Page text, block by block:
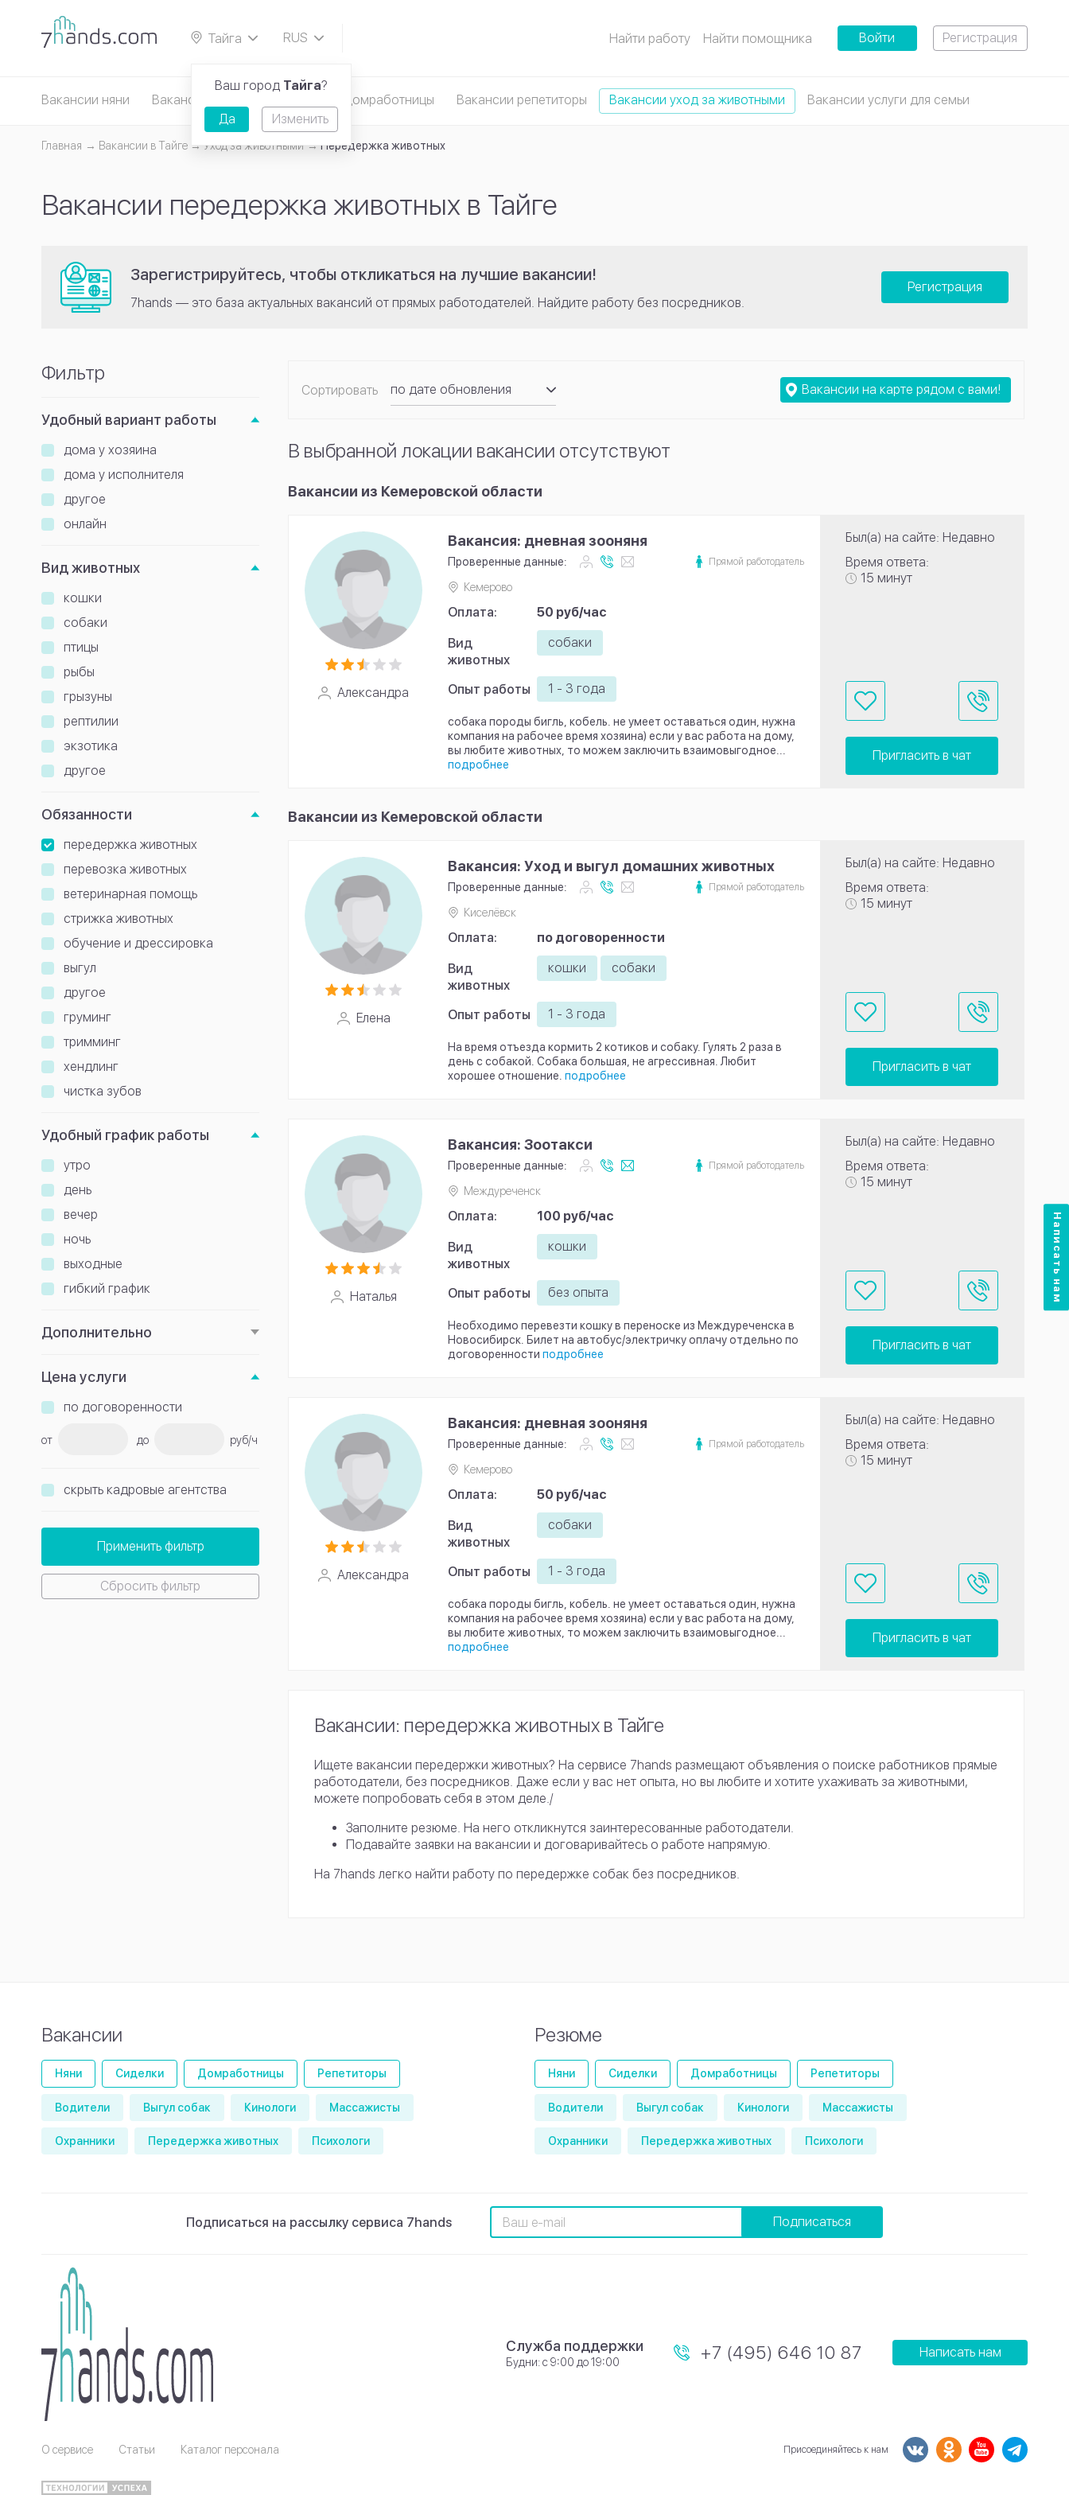
Тайга
RUS
Найти работу Найти помощника Войти Регистрация
Вакансии няни Вакансии сиделки Вакансии домработницы Вакансии репетиторы Вакансии уход за животными Вакансии услуги для семьи
Главная Вакансии в Тайге Уход за животными Передержка животных
Вакансии передержка животных в Тайге
Зарегистрируйтесь, чтобы откликаться на лучшие вакансии!
7hands — это база актуальных вакансий от прямых работодателей. Найдите работу без посредников.
Регистрация
Фильтр
Удобный вариант работы
дома у хозяина
дома у исполнителя
другое
онлайн
Вид животных
кошки
собаки
птицы
рыбы
грызуны
рептилии
экзотика
другое
Обязанности
передержка животных
перевозка животных
ветеринарная помощь
стрижка животных
обучение и дрессировка
выгул
другое
груминг
тримминг
хендлинг
чистка зубов
Удобный график работы
утро
день
вечер
ночь
выходные
гибкий график
Дополнительно
Цена услуги
по договоренности
от до руб/ч
скрыть кадровые агентства
Применить фильтр
Сбросить фильтр
Сортировать
по дате обновления
по рейтингу
Вакансии на карте рядом с вами!
В выбранной локации вакансии отсутствуют
Вакансии из Кемеровской области
Александра
Вакансия: дневная зооняня
Проверенные данные: Прямой работодатель
Кемерово
Оплата: 50 руб/час
Вид
животных
собаки
Опыт работы 1 - 3 года
собака породы бигль, кобель. не умеет оставаться один, нужна
компания на рабочее время хозяина) если у вас работа на дому,
вы любите животных, то можем заключить взаимовыгодное...
подробнее
Был(а) на сайте: Недавно
Время ответа:
15 минут
Пригласить в чат
Вакансии из Кемеровской области
Елена
Вакансия: Уход и выгул домашних животных
Проверенные данные: Прямой работодатель
Киселёвск
Оплата: по договоренности
Вид
животных
кошки собаки
Опыт работы 1 - 3 года
На время отъезда кормить 2 котиков и собаку. Гулять 2 раза в
день с собакой. Собака большая, не агрессивная. Любит
хорошее отношение. подробнее
Был(а) на сайте: Недавно
Время ответа:
15 минут
Пригласить в чат
Наталья
Вакансия: Зоотакси
Проверенные данные: Прямой работодатель
Междуреченск
Оплата: 100 руб/час
Вид
животных
кошки
Опыт работы без опыта
Необходимо перевезти кошку в переноске из Междуреченска в
Новосибирск. Билет на автобус/электричку оплачу отдельно по
договоренности подробнее
Был(а) на сайте: Недавно
Время ответа:
15 минут
Пригласить в чат
Александра
Вакансия: дневная зооняня
Проверенные данные: Прямой работодатель
Кемерово
Оплата: 50 руб/час
Вид
животных
собаки
Опыт работы 1 - 3 года
собака породы бигль, кобель. не умеет оставаться один, нужна
компания на рабочее время хозяина) если у вас работа на дому,
вы любите животных, то можем заключить взаимовыгодное...
подробнее
Был(а) на сайте: Недавно
Время ответа:
15 минут
Пригласить в чат
Вакансии: передержка животных в Тайге
Ищете вакансии передержки животных? На сервисе 7hands размещают объявления о поиске работников прямые
работодатели, без посредников. Даже если у вас нет опыта, но вы любите и хотите ухаживать за животными,
можете попробовать себя в этом деле./
Заполните резюме. На него откликнутся заинтересованные работодатели.
Подавайте заявки на вакансии и договаривайтесь о работе напрямую.
На 7hands легко найти работу по передержке собак без посредников.
Вакансии
Няни Сиделки Домработницы Репетиторы
Водители Выгул собак Кинологи Массажисты
Охранники Передержка животных Психологи
Резюме
Няни Сиделки Домработницы Репетиторы
Водители Выгул собак Кинологи Массажисты
Охранники Передержка животных Психологи
Подписаться на рассылку сервиса 7hands Подписаться
Служба поддержки
Будни: с 9:00 до 19:00 +7 (495) 646 10 87 Написать нам
О сервисе Статьи Каталог персонала Присоединяйтесь к нам
Написать нам
Ваш город Тайга?
Да Изменить